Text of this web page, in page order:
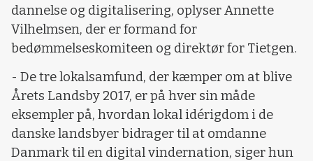
dannelse og digitalisering, oplyser Annette
Vilhelmsen, der er formand for
bedømmelseskomiteen og direktør for Tietgen.
- De tre lokalsamfund, der kæmper om at blive
Årets Landsby 2017, er på hver sin måde
eksempler på, hvordan lokal idérigdom i de
danske landsbyer bidrager til at omdanne
Danmark til en digital vindernation, siger hun